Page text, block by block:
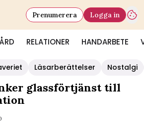
RELATIONER HANDARBETE
Prenumerera Logga in
Läsarberättelser Nostalgi
glassförtjänst till